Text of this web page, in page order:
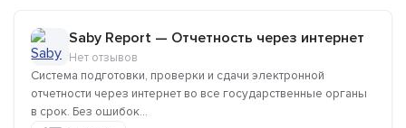
Saby Report — Отчетность через интернет
Нет отзывов
Система подготовки, проверки и сдачи электронной
отчетности через интернет во все государственные органы
в срок. Без ошибок...